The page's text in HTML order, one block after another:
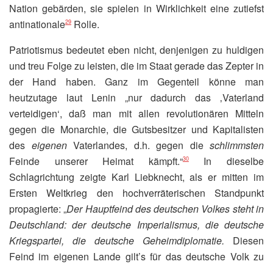
Nation gebärden, sie spielen in Wirklichkeit eine zutiefst
antinationale29 Rolle.
Patriotismus bedeutet eben nicht, denjenigen zu huldigen
und treu Folge zu leisten, die im Staat gerade das Zepter in
der Hand haben. Ganz im Gegenteil könne man
heutzutage laut Lenin „nur dadurch das ‚Vaterland
verteidigen‘, daß man mit allen revolutionären Mitteln
gegen die Monarchie, die Gutsbesitzer und Kapitalisten
des eigenenVaterlandes, d.h. gegen die schlimmsten
Feinde unserer Heimat kämpft.“30In dieselbe
Schlagrichtung zeigte Karl Liebknecht, als er mitten im
Ersten Weltkrieg den hochverräterischen Standpunkt
propagierte: „Der Hauptfeind des deutschen Volkes steht in
Deutschland: der deutsche Imperialismus, die deutsche
Kriegspartei, die deutsche Geheimdiplomatie. Diesen
Feind im eigenen Lande gilt’s für das deutsche Volk zu